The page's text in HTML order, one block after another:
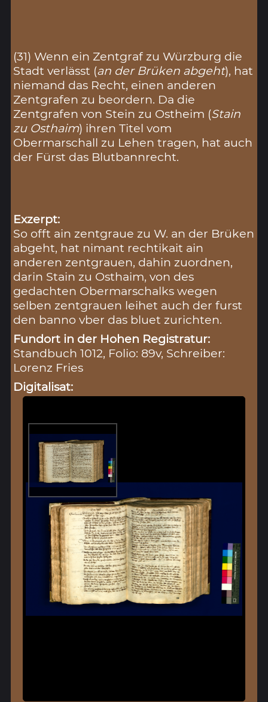
(31) Wenn ein Zentgraf zu Würzburg die
Stadt verlässt (an der Brüken abgeht), hat
niemand das Recht, einen anderen
Zentgrafen zu beordern. Da die
Zentgrafen von Stein zu Ostheim (Stain
zu Osthaim) ihren Titel vom
Obermarschall zu Lehen tragen, hat auch
der Fürst das Blutbannrecht.
Exzerpt:
So offt ain zentgraue zu W. an der Brüken
abgeht, hat nimant rechtikait ain
anderen zentgrauen, dahin zuordnen,
darin Stain zu Osthaim, von des
gedachten Obermarschalks wegen
selben zentgrauen leihet auch der furst
den banno vber das bluet zurichten.
Fundort in der Hohen Registratur:
Standbuch 1012, Folio: 89v, Schreiber:
Lorenz Fries
Digitalisat: